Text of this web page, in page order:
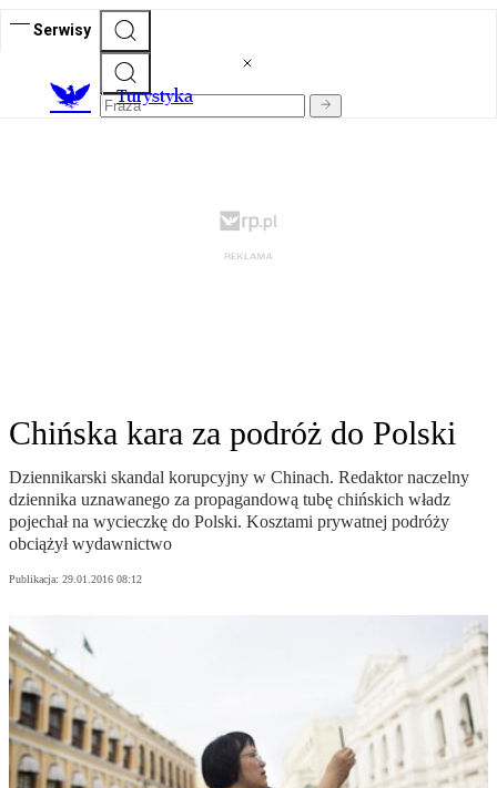
Serwisy
Turystyka
Chińska kara za podróż do Polski
Dziennikarski skandal korupcyjny w Chinach. Redaktor naczelny
dziennika uznawanego za propagandową tubę chińskich władz
pojechał na wycieczkę do Polski. Kosztami prywatnej podróży
obciążył wydawnictwo
Publikacja: 29.01.2016 08:12